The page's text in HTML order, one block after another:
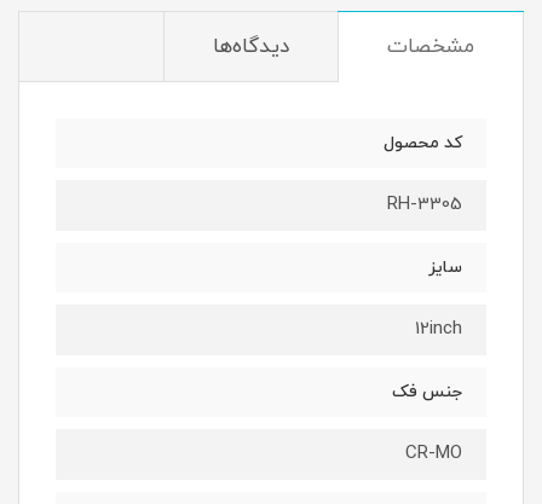
مشخصات دیدگاه‌ها
کد محصول
RH-3305
سایز
12inch
جنس فک
CR-MO